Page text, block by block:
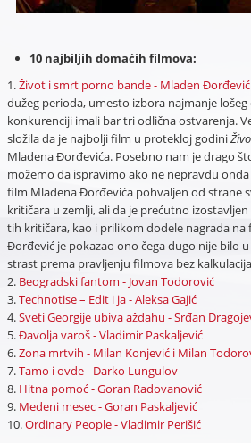
10 najbiljih domaćih filmova:
1.Život i smrt porno bande - Mladen Đorđević
dužeg perioda, umesto izbora najmanje
konkurenciji imali bar tri odlična ostvarenja.
složila da je najbolji film u protekloj godini
Mladena Đorđevića. Posebno nam je drago
možemo da ispravimo ako ne nepravdu
film Mladena Đorđevića pohvaljen od strane
kritičara u zemlji, ali da je prećutno
tih kritičara, kao i prilikom dodele nagrada na
Đorđević je pokazao ono čega dugo nije bilo
strast prema pravljenju filmova bez
2. Beogradski fantom - Jovan Todorović
3.Technotise – Edit i ja - Aleksa Gajić
4.Sveti Georgije ubiva aždahu - Srđan
5.Đavolja varoš - Vladimir Paskaljević
6.Zona mrtvih - Milan Konjević i Milan
7.Tamo i ovde - Darko Lungulov
8. Hitna pomoć - Goran Radovanović
9. Medeni mesec - Goran Paskaljević
10.Ordinary People - Vladimir Perišić